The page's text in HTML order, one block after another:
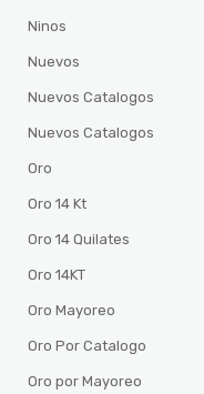
Ninos
Nuevos
Nuevos Catalogos
Nuevos Catalogos
Oro
Oro 14 Kt
Oro 14 Quilates
Oro 14KT
Oro Mayoreo
Oro Por Catalogo
Oro por Mayoreo